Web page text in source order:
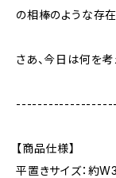
の相棒のような存在
さあ、今日は何を考
【商品仕様】
平置きサイズ：約